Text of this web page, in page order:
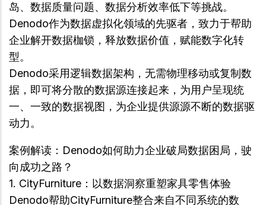
岛、数据质量问题、数据分析效率低下等挑战。
Denodo作为数据虚拟化领域的先驱者，致力于帮助
企业解开数据枷锁，释放数据价值，赋能数字化转
型。
Denodo采用逻辑数据架构，无需物理移动或复制数
据，即可将分散的数据源连接起来，为用户呈现统
一、一致的数据视图，为企业提供源源不断的数据驱
动力。
案例解读：Denodo如何助力企业破局数据困局，驶
向成功之路？
1. CityFurniture：以数据洞察重塑家具零售体验
Denodo帮助CityFurniture整合来自不同系统的数